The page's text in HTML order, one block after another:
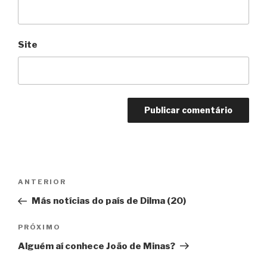
Site
Post
Anterior
ANTERIOR
Más notícias do país de Dilma (20)
Próximo
PRÓXIMO
Alguém aí conhece João de Minas?